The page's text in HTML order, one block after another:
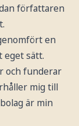
författaren
en
eget sätt.
och funderar
mig till
är min